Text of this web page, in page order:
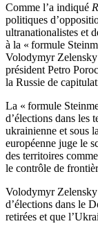
Comme l’a indiqué
politiques
ultranationalistes et
à la « formule
Volodymyr Zelensky
président Petro
la Russie de
La « formule
d’élections dans les
ukrainienne et sous
européenne juge le
des territoires
le contrôle de
Volodymyr Zelensky
d’élections dans le
retirées et que